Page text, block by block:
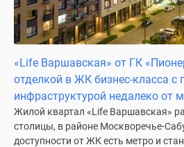
застройщиком
Rutube
Поиск
Москве
Программа
реновации
«Life Варшавская» от ГК
отделкой в ЖК бизнес-класса с
инфраструктурой недалеко от
Жилой квартал «Life Варшавская»
столицы, в районе Москворечье-
доступности от ЖК есть метро и